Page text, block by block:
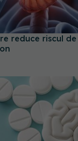
reduce riscul